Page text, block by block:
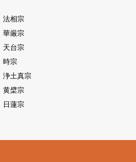
法相宗
華厳宗
天台宗
時宗
浄土真宗
黄檗宗
日蓮宗